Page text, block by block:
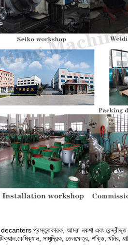
প্রস্তুতকারক, আমরা নকশা এবং কেন্দ্রীভূত
সামুদ্রিক, তেলক্ষেত্র, শক্তি, খনির,